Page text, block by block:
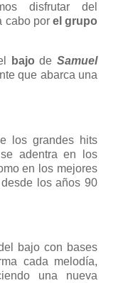
disfrutar del
cabo por el grupo
bajo deSamuel
que abarca una
los grandes hits
adentra en los
en los mejores
los años 90
bajo con bases
cada melodía,
una nueva